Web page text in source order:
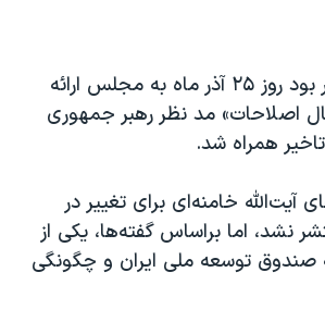
به چین
بودجه سال ۹۸ قرار بود روز ۲۵ آذر ماه به مجلس ارائه
اصلاحات» مد نظر رهبر جمهوری
تاخیر همراه شد.
آیت‌الله خامنه‌ای برای تغییر در
سال ۹۸ منتشر نشد، اما براساس گفته‌ها، یکی از
صندوق توسعه ملی ایران و چگونگی